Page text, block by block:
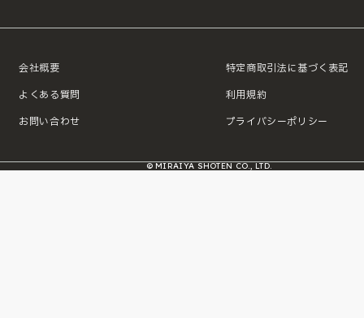
会社概要
よくある質問
お問い合わせ
特定商取引法に基づく表記
利用規約
プライバシーポリシー
© MIRAIYA SHOTEN CO., LTD.